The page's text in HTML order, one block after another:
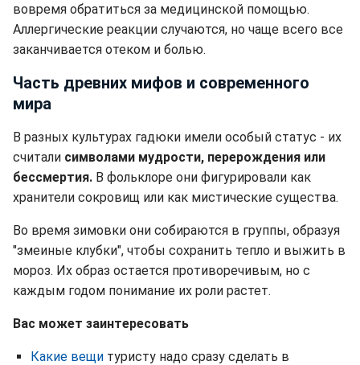
вовремя обратиться за медицинской помощью.
Аллергические реакции случаются, но чаще всего все
заканчивается отеком и болью.
Часть древних мифов и современного
мира
В разных культурах гадюки имели особый статус - их
считали символами мудрости, перерождения или
бессмертия. В фольклоре они фигурировали как
хранители сокровищ или как мистические существа.
Во время зимовки они собираются в группы, образуя
"змеиные клубки", чтобы сохранить тепло и выжить в
мороз. Их образ остается противоречивым, но с
каждым годом понимание их роли растет.
Вас может заинтересовать
Какие вещи туристу надо сразу сделать в